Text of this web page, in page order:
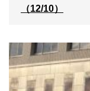
（12/10）